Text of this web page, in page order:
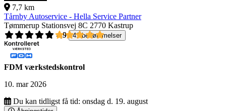
7,7 km
Tårnby Autoservice - Hella Service Partner
Tømmerup Stationsvej 8C 2770 Kastrup
4,9
41 bedømmelser
FDM værkstedskontrol
10. mar 2026
Du kan tidligst få tid: onsdag d. 19. august